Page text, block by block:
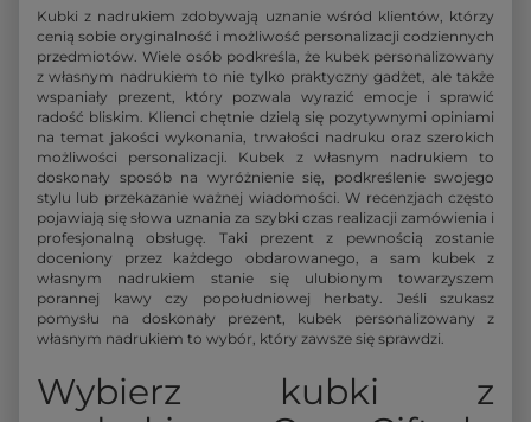
Kubki z nadrukiem zdobywają uznanie wśród klientów, którzy
cenią sobie oryginalność i możliwość personalizacji codziennych
przedmiotów. Wiele osób podkreśla, że kubek personalizowany
z własnym nadrukiem to nie tylko praktyczny gadżet, ale także
wspaniały prezent, który pozwala wyrazić emocje i sprawić
radość bliskim. Klienci chętnie dzielą się pozytywnymi opiniami
na temat jakości wykonania, trwałości nadruku oraz szerokich
możliwości personalizacji. Kubek z własnym nadrukiem to
doskonały sposób na wyróżnienie się, podkreślenie swojego
stylu lub przekazanie ważnej wiadomości. W recenzjach często
pojawiają się słowa uznania za szybki czas realizacji zamówienia i
profesjonalną obsługę. Taki prezent z pewnością zostanie
doceniony przez każdego obdarowanego, a sam kubek z
własnym nadrukiem stanie się ulubionym towarzyszem
porannej kawy czy popołudniowej herbaty. Jeśli szukasz
pomysłu na doskonały prezent, kubek personalizowany z
własnym nadrukiem to wybór, który zawsze się sprawdzi.
Wybierz kubki z